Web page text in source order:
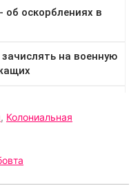
, Колониальная